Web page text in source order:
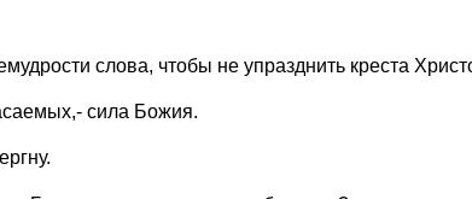
слова, чтобы не упразднить креста
сила Божия.